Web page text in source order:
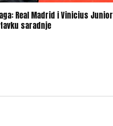
Real Madrid i Vinicius Junior
saradnje